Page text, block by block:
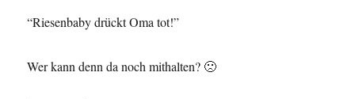
“Riesenbaby drückt Oma tot!”
Wer kann denn da noch mithalten? 🙁